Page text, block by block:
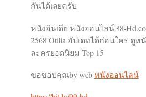
กันได้เลยครับ
หนังอินเดีย หนังออนไลน์ 88-
2568 Otilia อัปเดทได้ก่อนใคร ดูห
ละครยอดนิยม Top 15
ขอขอบคุณby webหนังออนไลน์